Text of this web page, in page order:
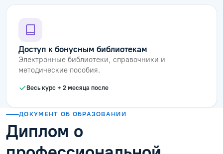
Доступ к бонусным библиотекам
Электронные библиотеки, справочники и
методические пособия.
Весь курс + 2 месяца после
ДОКУМЕНТ ОБ ОБРАЗОВАНИИ
Диплом о